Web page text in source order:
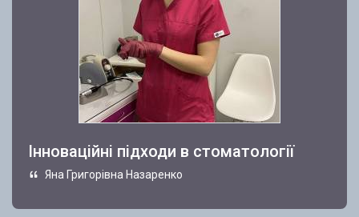
Інноваційні підходи в стоматології
Яна Григорівна Назаренко